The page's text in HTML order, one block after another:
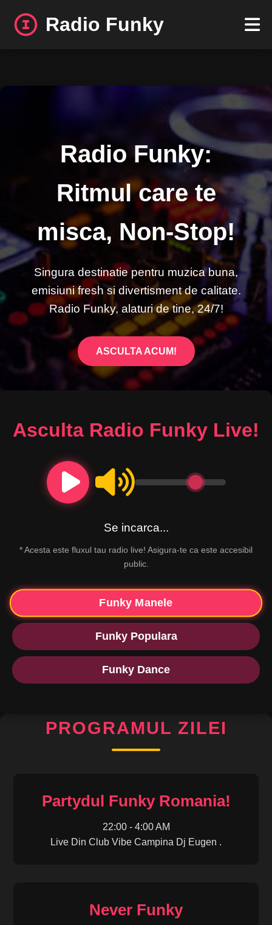
Radio Funky
DJi
Top Piese
Recenzii
Contact
Radio Funky:
Ritmul care te
misca, Non-Stop!
Singura destinatie pentru muzica buna,
emisiuni fresh si divertisment de calitate.
Radio Funky, alaturi de tine, 24/7!
ASCULTA ACUM!
Asculta Radio Funky Live!
Se incarca...
* Acesta este fluxul tau radio live! Asigura-te ca este accesibil
public.
Funky Manele
Funky Populara
Funky Dance
PROGRAMUL ZILEI
Partydul Funky Romania!
22:00 - 4:00 AM
Live Din Club Vibe Campina Dj Eugen .
Never Funky